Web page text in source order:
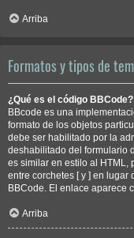
Arriba
Formatos y tipos de
¿Qué es el código BBCode?
BBcode es una
formato de los objetos
debe ser habilitado por la
deshabilitado del formulario
es similar en estilo al HTML,
entre corchetes [ y ] en lugar
BBCode. El enlace aparece
Arriba